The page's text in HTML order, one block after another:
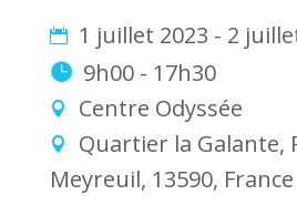
1 juillet 2023 - 2
9h00 - 17h30
Centre Odyssée
Quartier la Galante,
Meyreuil, 13590, France